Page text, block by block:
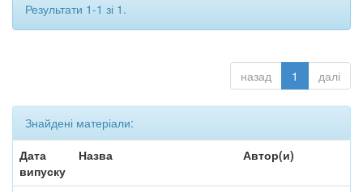
Результати 1-1 зі 1.
назад 1 далі
Знайдені матеріали:
Дата
випуску
Назва Автор(и)